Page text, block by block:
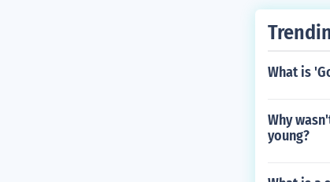
What is
Why
young?